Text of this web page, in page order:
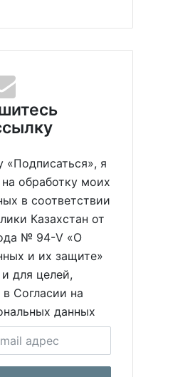
я
обработку моих
в соответствии
Казахстан от
№ 94-V «О
и их защите»
для целей,
Согласии на
данных